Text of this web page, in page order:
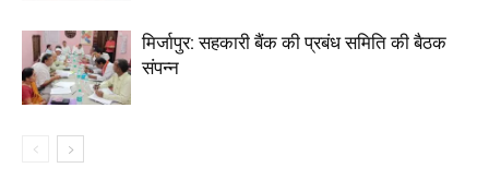
मिर्जापुर: सहकारी बैंक की प्रबंध समिति की बैठक
संपन्न